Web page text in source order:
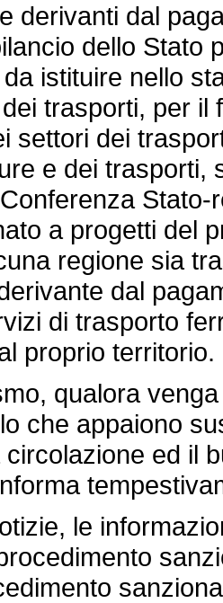
dal
dello Stato
istituire nello
trasporti, per il
settori dei
e dei trasporti,
a progetti del
regione sia
dal
di trasporto
proprio territorio.
qualora venga
che appaiono
ed il
le